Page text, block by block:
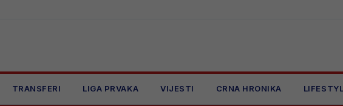
TRANSFERI LIGA PRVAKA VIJESTI CRNA HRONIKA